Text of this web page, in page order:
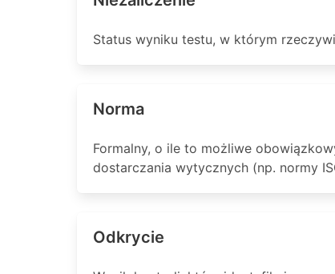
Status wyniku testu, w którym
Norma
Formalny, o ile to możliwe
dostarczania wytycznych (np. normy
Odkrycie